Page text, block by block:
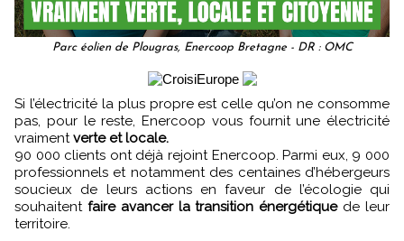
Parc éolien de Plougras, Enercoop Bretagne - DR : OMC
Si l’électricité la plus propre est celle qu’on ne consomme
pas, pour le reste, Enercoop vous fournit une électricité
vraiment verte et locale.
90 000 clients ont déjà rejoint Enercoop. Parmi eux, 9 000
professionnels et notamment des centaines d’hébergeurs
soucieux de leurs actions en faveur de l’écologie qui
souhaitent faire avancer la transition énergétiquede leur
territoire.